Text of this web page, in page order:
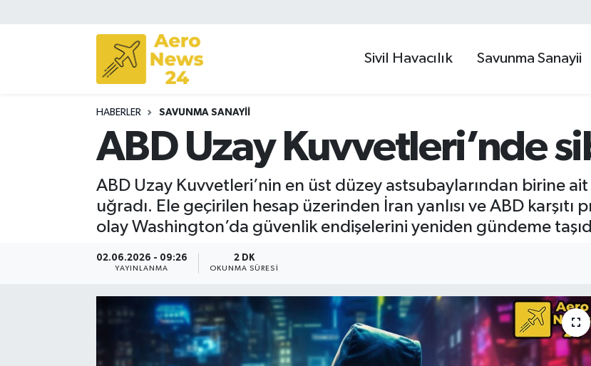
Sivil Havacılık Savunma Sanayii
HABERLER SAVUNMA SANAYII
ABD Uzay Kuvvetleri’nde
ABD Uzay Kuvvetleri’nin en üst düzey astsubaylarından birine ait
uğradı. Ele geçirilen hesap üzerinden İran yanlısı ve ABD karşıtı
olay Washington’da güvenlik endişelerini yeniden gündeme
02.06.2026 - 09:26
YAYINLANMA
2 DK
OKUNMA SÜRESI
Sivil Havacılık